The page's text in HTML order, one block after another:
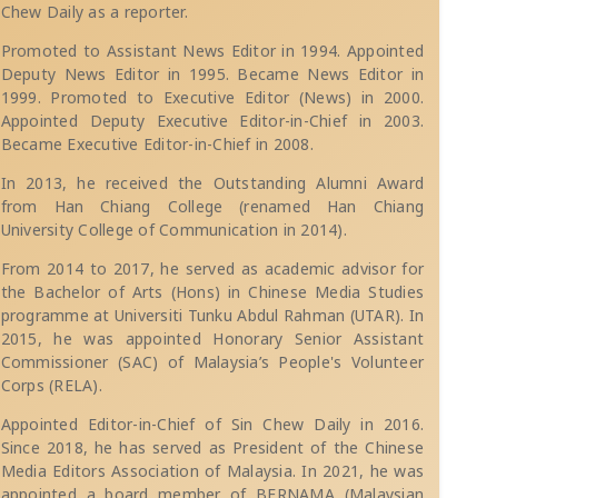
Chew Daily as a reporter.
Promoted to Assistant News Editor in 1994. Appointed
Deputy News Editor in 1995. Became News Editor in
1999. Promoted to Executive Editor (News) in 2000.
Appointed Deputy Executive Editor-in-Chief in 2003.
Became Executive Editor-in-Chief in 2008.
In 2013, he received the Outstanding Alumni Award
from Han Chiang College (renamed Han Chiang
University College of Communication in 2014).
From 2014 to 2017, he served as academic advisor for
the Bachelor of Arts (Hons) in Chinese Media Studies
programme at Universiti Tunku Abdul Rahman (UTAR). In
2015, he was appointed Honorary Senior Assistant
Commissioner (SAC) of Malaysia’s People's Volunteer
Corps (RELA).
Appointed Editor-in-Chief of Sin Chew Daily in 2016.
Since 2018, he has served as President of the Chinese
Media Editors Association of Malaysia. In 2021, he was